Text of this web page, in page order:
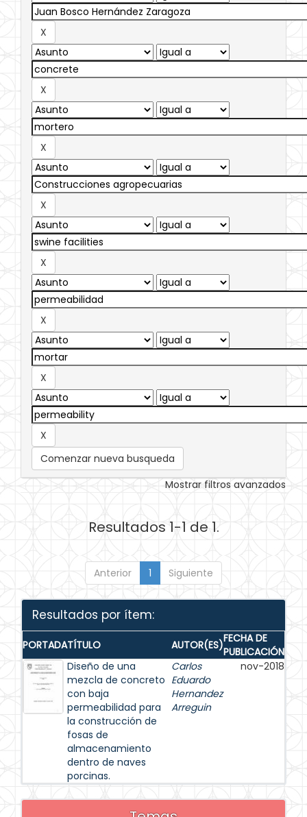
Comenzar nueva busqueda
Mostrar filtros avanzados
Resultados 1-1 de 1.
Anterior 1 Siguiente
Resultados por ítem:
PORTADATÍTULO AUTOR(ES)FECHA DE
PUBLICACIÓN
Diseño de una
mezcla de concreto
con baja
permeabilidad para
la construcción de
fosas de
almacenamiento
dentro de naves
porcinas.
Carlos
Eduardo
Hernandez
Arreguin
nov-2018